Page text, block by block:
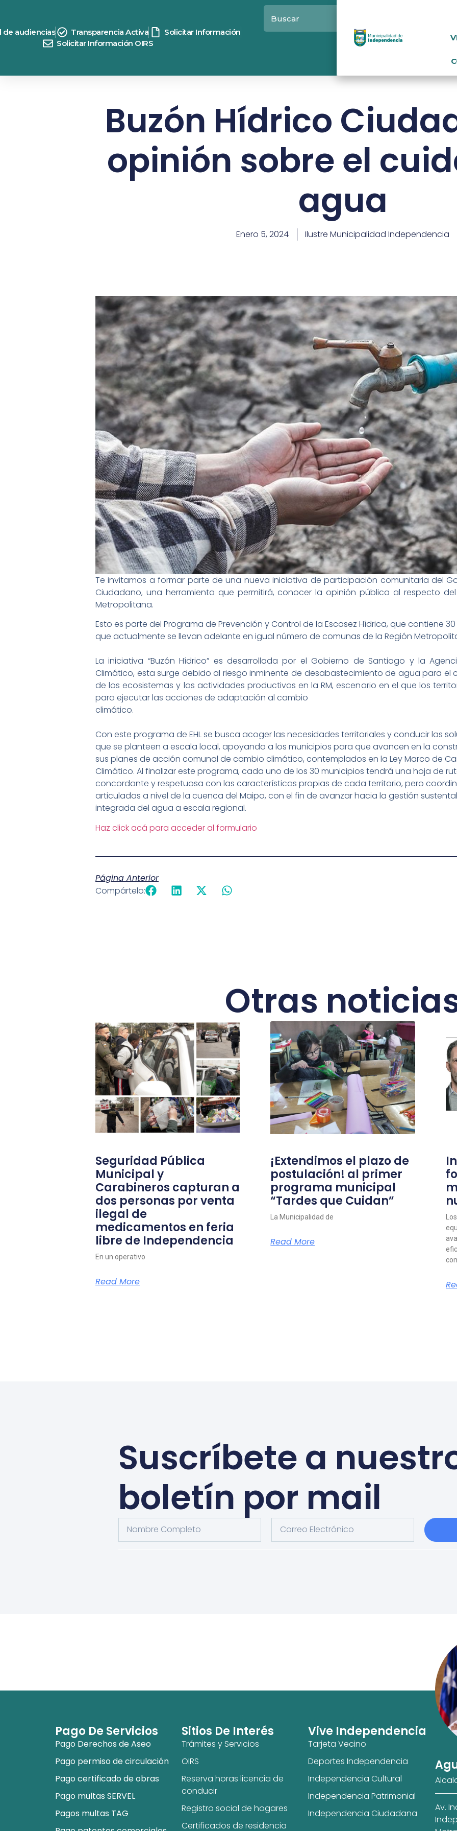
de audiencias Transparencia Activa
Solicitar Información
Solicitar Información OIRS
Buzón Hídrico
opinión sobre el
agua
Enero 5, 2024 Ilustre Municipalidad Independencia
Te invitamos a formar parte de una nueva iniciativa de participación comunitaria del
Ciudadano, una herramienta que permitirá, conocer la opinión pública al respecto
Metropolitana.
Esto es parte del Programa de Prevención y Control de la Escasez Hídrica, que contiene 30
que actualmente se llevan adelante en igual número de comunas de la Región
La iniciativa “Buzón Hídrico” es desarrollada por el Gobierno de Santiago y la
Climático, esta surge debido al riesgo inminente de desabastecimiento de agua para el
de los ecosistemas y las actividades productivas en la RM, escenario en el que los
para ejecutar las acciones de adaptación al cambio
climático.
Con este programa de EHL se busca acoger las necesidades territoriales y conducir las
que se planteen a escala local, apoyando a los municipios para que avancen en la
sus planes de acción comunal de cambio climático, contemplados en la Ley Marco de
Climático. Al finalizar este programa, cada uno de los 30 municipios tendrá una hoja de
concordante y respetuosa con las características propias de cada territorio, pero
articuladas a nivel de la cuenca del Maipo, con el fin de avanzar hacia la gestión
integrada del agua a escala regional.
Haz click acá para acceder al formulario
Página Anterior
Compártelo:
Otras
Seguridad Pública
Municipal y
Carabineros capturan a
dos personas por venta
ilegal de
medicamentos en feria
libre de Independencia
En un operativo
Read More
¡Extendimos el plazo de
postulación! al primer
programa municipal
“Tardes que Cuidan”
La Municipalidad de
Read More
Suscríbete a
boletín por mail
Pago De Servicios
Pago Derechos de Aseo
Pago permiso de circulación
Pago certificado de obras
Pago multas SERVEL
Pagos multas TAG
Sitios De Interés
Trámites y Servicios
OIRS
Reserva horas licencia de
conducir
Registro social de hogares
Certificados de residencia
Vive Independencia
Tarjeta Vecino
Deportes Independencia
Independencia Cultural
Independencia Patrimonial
Independencia Ciudadana
Av.